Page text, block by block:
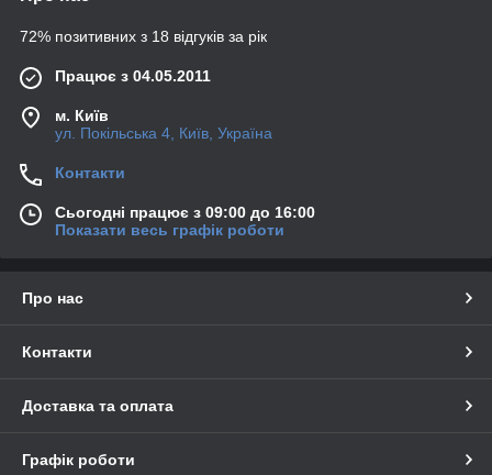
72% позитивних з 18 відгуків за рік
Працює з 04.05.2011
м. Київ
ул. Покільська 4, Київ, Україна
Контакти
Сьогодні працює з 09:00 до 16:00
Показати весь графік роботи
Про нас
Контакти
Доставка та оплата
Графік роботи